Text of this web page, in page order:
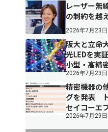
レーザー無
の制約を越
2026年7月23日
阪大と立命
光LEDを実
小型・高精
2026年7月23日
精密機器の
グを発表 ト
セイコーエ
2026年7月29日